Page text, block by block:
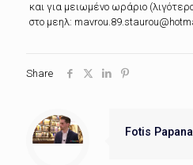
και για μειωμένο ωράριο
στο μεηλ:
Share
Fotis